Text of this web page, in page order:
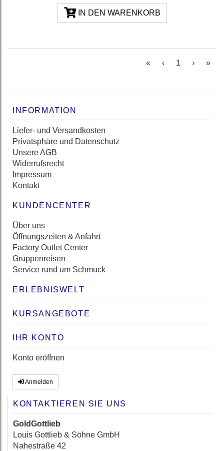
IN DEN WARENKORB
« ‹ 1 (current)
› »
INFORMATION
Liefer- und Versandkosten
Privatsphäre und Datenschutz
Unsere AGB
Widerrufsrecht
Impressum
Kontakt
KUNDENCENTER
Über uns
Öffnungszeiten & Anfahrt
Factory Outlet Center
Gruppenreisen
Service rund um Schmuck
ERLEBNISWELT
KURSANGEBOTE
IHR KONTO
Konto eröffnen
Anmelden
KONTAKTIEREN SIE UNS
GoldGottlieb
Louis Gottlieb & Söhne GmbH
Nahestraße 42